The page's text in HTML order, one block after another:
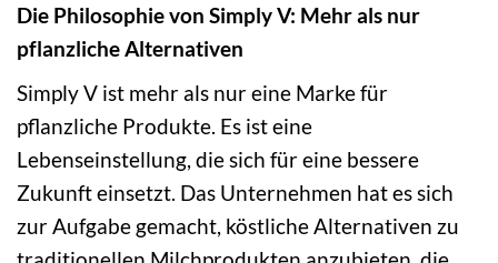
Die Philosophie von Simply V: Mehr als nur
pflanzliche Alternativen
Simply V ist mehr als nur eine Marke für
pflanzliche Produkte. Es ist eine
Lebenseinstellung, die sich für eine bessere
Zukunft einsetzt. Das Unternehmen hat es sich
zur Aufgabe gemacht, köstliche Alternativen zu